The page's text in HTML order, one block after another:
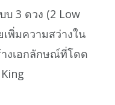
3 ดวง (2 Low
พิ่มความสว่างใน
งเอกลักษณ์ที่โดด